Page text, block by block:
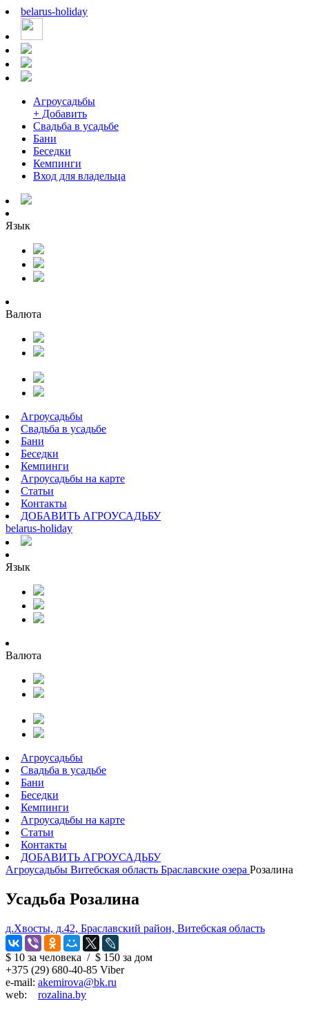
belarus-holiday
Агроусадьбы
+ Добавить
Свадьба в усадьбе
Бани
Беседки
Кемпинги
Вход для владельца
Язык
Валюта
Агроусадьбы
Свадьба в усадьбе
Бани
Беседки
Кемпинги
Агроусадьбы на карте
Статьи
Контакты
ДОБАВИТЬ АГРОУСАДЬБУ
belarus-holiday
Язык
Валюта
Агроусадьбы
Свадьба в усадьбе
Бани
Беседки
Кемпинги
Агроусадьбы на карте
Статьи
Контакты
ДОБАВИТЬ АГРОУСАДЬБУ
Агроусадьбы Витебская область Браславские озера Розалина
Усадьба Розалина
д.Хвосты, д.42, Браславский район, Витебская область
$ 10 за человека / $ 150 за дом
+375 (29) 680-40-85 Viber
e-mail: akemirova@bk.ru
web: rozalina.by